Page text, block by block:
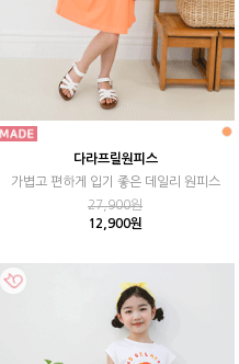
다라프릴원피스
가볍고 편하게 입기 좋은 데일리 원피스
27,900원
12,900원